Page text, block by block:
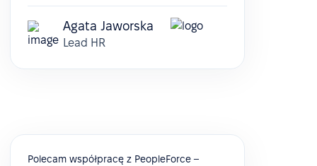
Agata Jaworska
Lead HR
Polecam współpracę z PeopleForce –